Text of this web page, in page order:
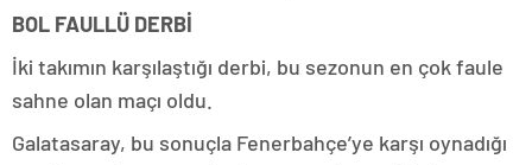
BOL FAULLÜ DERBİ
İki takımın karşılaştığı derbi, bu sezonun en çok faule
sahne olan maçı oldu.
Galatasaray, bu sonuçla Fenerbahçe’ye karşı oynadığı